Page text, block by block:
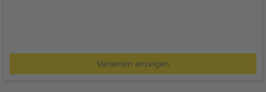
Varianten anzeigen